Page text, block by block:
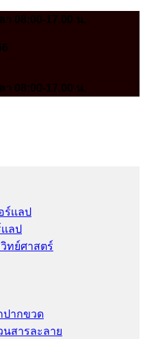
า 08:00-17.00 น.
า 08:00-17.00 น.
เเลป
เลป
ทย์ศาสตร์
ปากขวด
สารละลาย